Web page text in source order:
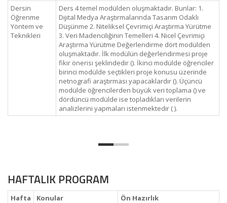
Dersin
Öğrenme
Yöntem ve
Teknikleri
Ders 4 temel modülden oluşmaktadır. Bunlar: 1.
Dijital Medya Araştırmalarında Tasarım Odaklı
Düşünme 2. Niteliksel Çevrimiçi Araştırma Yürütme
3. Veri Madenciliğinin Temelleri 4. Nicel Çevrimiçi
Araştırma Yürütme Değerlendirme dört modülden
oluşmaktadır. İlk modülün değerlendirmesi proje
fikir önerisi şeklindedir (). İkinci modülde öğrenciler
birinci modülde seçtikleri proje konusu üzerinde
netnografi araştırması yapacaklardır (). Üçüncü
modülde öğrencilerden büyük veri toplama () ve
dördüncü modülde ise topladıkları verilerin
analizlerini yapmaları istenmektedir ( ).
HAFTALIK PROGRAM
Hafta Konular
Ön Hazırlık